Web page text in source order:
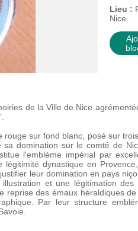
Lieu :
Nice
de la Ville de Nice
rouge sur fond blanc, posé sur
sa domination sur le comté de
l'emblème impérial par
légitimité dynastique en
leur domination en pays
et une légitimation
reprise des émaux héraldiques
Par leur structure